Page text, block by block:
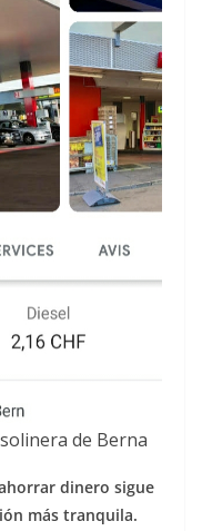
de Berna
dinero sigue
más tranquila.